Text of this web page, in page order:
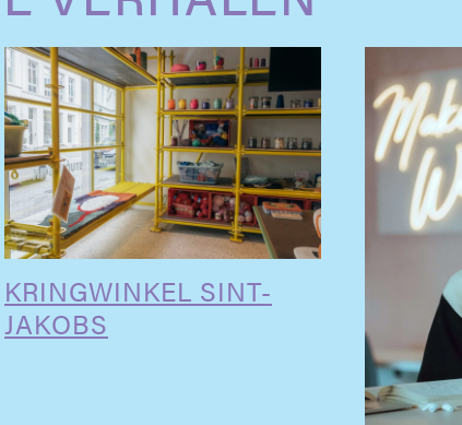
KRINGWINKEL SINT-
JAKOBS